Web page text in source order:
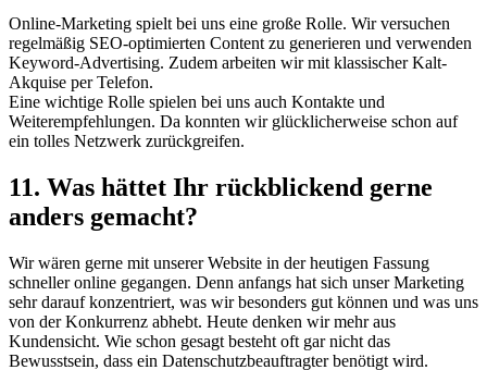
Online-Marketing spielt bei uns eine große Rolle. Wir versuchen
regelmäßig SEO-optimierten Content zu generieren und verwenden
Keyword-Advertising. Zudem arbeiten wir mit klassischer Kalt-
Akquise per Telefon.
Eine wichtige Rolle spielen bei uns auch Kontakte und
Weiterempfehlungen. Da konnten wir glücklicherweise schon auf
ein tolles Netzwerk zurückgreifen.
11. Was hättet Ihr rückblickend gerne
anders gemacht?
Wir wären gerne mit unserer Website in der heutigen Fassung
schneller online gegangen. Denn anfangs hat sich unser Marketing
sehr darauf konzentriert, was wir besonders gut können und was uns
von der Konkurrenz abhebt. Heute denken wir mehr aus
Kundensicht. Wie schon gesagt besteht oft gar nicht das
Bewusstsein, dass ein Datenschutzbeauftragter benötigt wird.